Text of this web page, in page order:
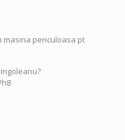
masina periculoasa pt